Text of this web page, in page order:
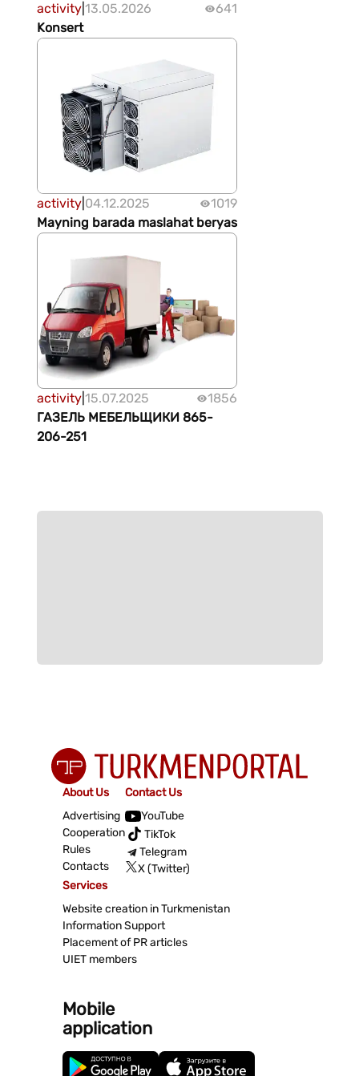
activity| 13.05.2026
641
Konsert
activity| 04.12.2025
1019
Mayning barada maslahat beryas
activity| 15.07.2025
1856
ГАЗЕЛЬ МЕБЕЛЬЩИКИ 865-
206-251
About Us
Advertising
Cooperation
Rules
Contacts
Contact Us
YouTube
TikTok
Telegram
X (Twitter)
Services
Website creation in Turkmenistan
Information Support
Placement of PR articles
UIET members
Mobile
application